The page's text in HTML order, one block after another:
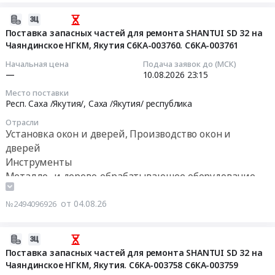
378.00СБ.
Поставка запасных частей для ремонта SHANTUI SD 32 на
Чаяндинское НГКМ, Якутия С6КА-003760. С6КА-003761
Начальная цена
—
Подача заявок до (МСК)
10.08.2026 23:15
Место поставки
Респ. Саха /Якутия/, Саха /Якутия/ республика
Отрасли
Установка окон и дверей, Производство окон и
дверей
Инструменты
Металло- и дерево-обрабатывающее оборудование,
Станки, монтаж и обслуживание
Прессовочно-штамповочное оборудование, монтаж и
Насосное и водонапорное оборудование,
Компрессоры, монтаж и обслуживание
Очистное и Фильтрующее оборудование и
№2494096926 от 04.08.26
Поставка запасных частей для ремонта SHANTUI SD 32 на
Чаяндинское НГКМ, Якутия. С6КА-003758 С6КА-003759